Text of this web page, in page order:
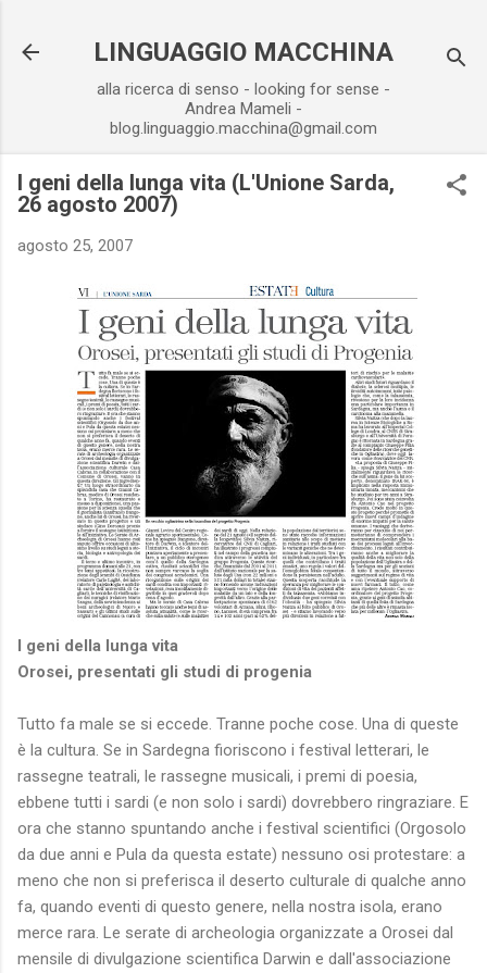
LINGUAGGIO MACCHINA
alla ricerca di senso - looking for sense -
Andrea Mameli -
blog.linguaggio.macchina@gmail.com
I geni della lunga vita (L'Unione Sarda,
26 agosto 2007)
agosto 25, 2007
I geni della lunga vita
Orosei, presentati gli studi di progenia
Tutto fa male se si eccede. Tranne poche cose. Una di queste
è la cultura. Se in Sardegna fioriscono i festival letterari, le
rassegne teatrali, le rassegne musicali, i premi di poesia,
ebbene tutti i sardi (e non solo i sardi) dovrebbero ringraziare. E
ora che stanno spuntando anche i festival scientifici (Orgosolo
da due anni e Pula da questa estate) nessuno osi protestare: a
meno che non si preferisca il deserto culturale di qualche anno
fa, quando eventi di questo genere, nella nostra isola, erano
merce rara. Le serate di archeologia organizzate a Orosei dal
mensile di divulgazione scientifica Darwin e dall'associazione